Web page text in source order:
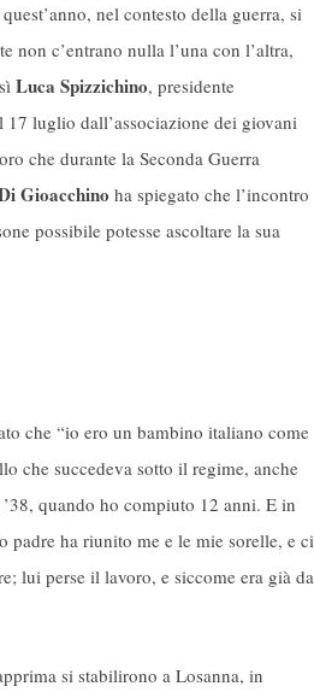
nel contesto della guerra, si
non c’entrano nulla l’una con l’altra,
Luca Spizzichino, presidente
luglio dall’associazione dei giovani
che durante la Seconda Guerra
Gioacchino ha spiegato che l’incontro
possibile potesse ascoltare la sua
che “io ero un bambino italiano come
che succedeva sotto il regime, anche
quando ho compiuto 12 anni. E in
padre ha riunito me e le mie sorelle, e ci
lui perse il lavoro, e siccome era già da
si stabilirono a Losanna, in